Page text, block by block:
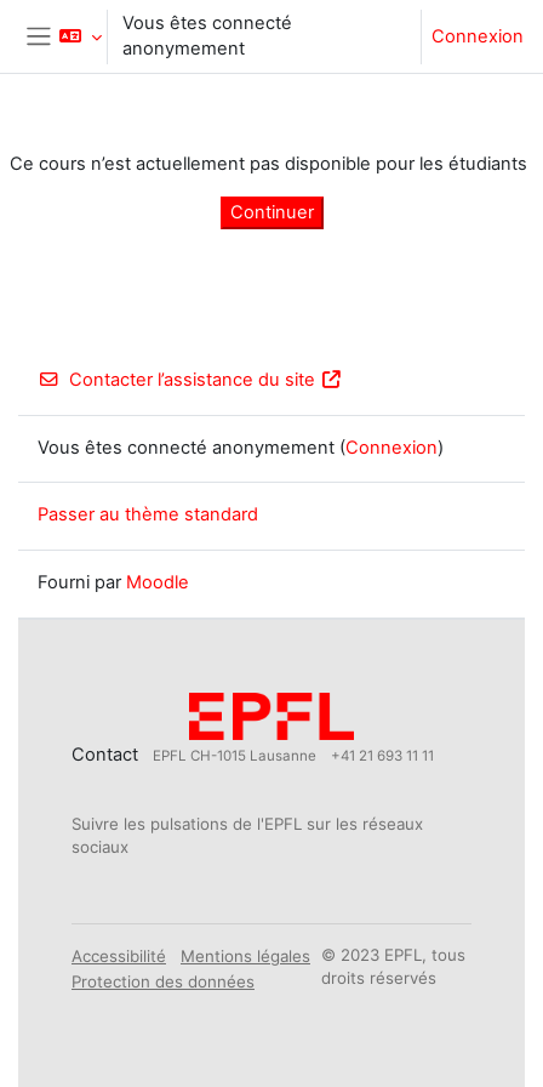
Passer au contenu principal
Panneau latéral
Vous êtes connecté
anonymement
Connexion
Ce cours n’est actuellement pas disponible pour les étudiants
Continuer
Contacter l’assistance du site
Vous êtes connecté anonymement (Connexion)
Passer au thème standard
Fourni par Moodle
Contact EPFL CH-1015 Lausanne +41 21 693 11 11
Suivre les pulsations de l'EPFL sur les réseaux
sociaux
Accessibilité
Mentions légales
Protection des données
© 2023 EPFL, tous
droits réservés